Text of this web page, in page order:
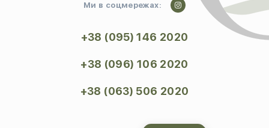
Ми в соцмережах:
+38 (095) 146 2020
+38 (096) 106 2020
+38 (063) 506 2020